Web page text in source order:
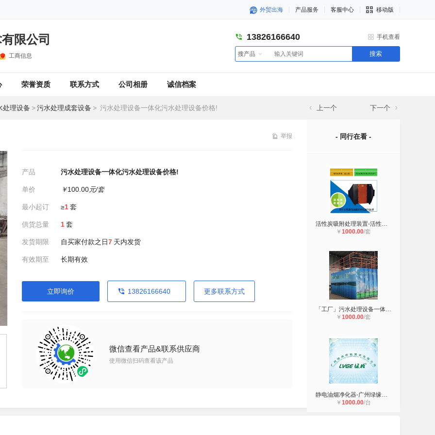
外贸出海 产品服务 客服中心 移动版
限公司
工商信息
13826166640 手机查看
搜产品 搜索
荣誉资质 联系方式 公司相册 诚信档案
处理设备 >污水处理成套设备 > 污水处理设备一体化污水处理设备价格! 上一个 下一个
举报
产品 污水处理设备一体化污水处理设备价格!
单价 ￥100.00元/套
最小起订 ≥1套
供货总量 1套
发货期限 自买家付款之日7 天内发货
有效期至 长期有效
立即询价 13826166640 更多联系方式
微信查看产品&联系供应商
使用微信扫码查看该产品
- 同行在看 -
活性炭吸附处理装置-活性炭吸附箱废
￥ 1000.00/套
「工厂」污水处理设备一体化污水处理
￥ 1000.00/套
静电油烟净化器-广州绿缘环保设备厂
￥ 1000.00/台